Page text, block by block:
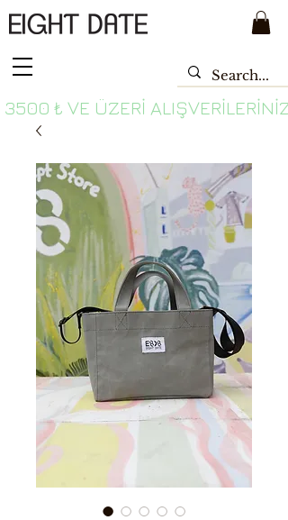
3500 ₺ VE ÜZERI